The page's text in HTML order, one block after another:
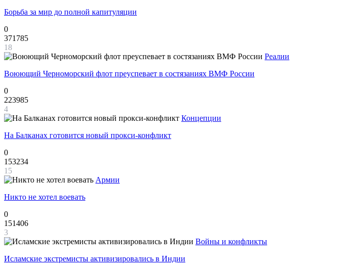
Борьба за мир до полной капитуляции
0
371785
18
Реалии
Воюющий Черноморский флот преуспевает в состязаниях ВМФ России
0
223985
4
Концепции
На Балканах готовится новый прокси-конфликт
0
153234
15
Армии
Никто не хотел воевать
0
151406
3
Войны и конфликты
Исламские экстремисты активизировались в Индии